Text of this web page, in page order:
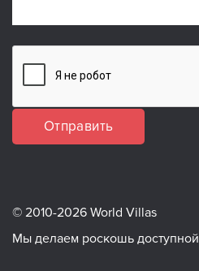
Отправить
© 2010-2026 World Villas
Мы делаем роскошь доступной